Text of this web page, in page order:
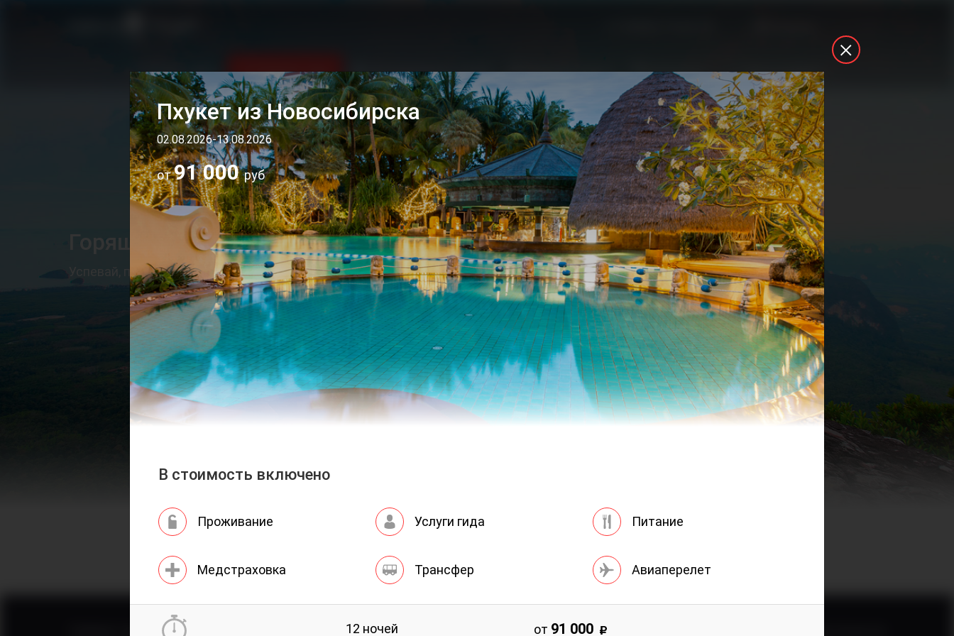
Поиск туров Горящие туры Бронирование отелей Визовый центр Контакты Туры в кредит
Горящие туры
Успевай, пока не остыли
Пхукет из Новосибирска
02.08.2026-13.08.2026
от91 000руб
В стоимость включено
Проживание
Медстраховка
Услуги гида
Трансфер
Питание
Авиаперелет
12 ночей от 91 000
Визовый центр Контакты